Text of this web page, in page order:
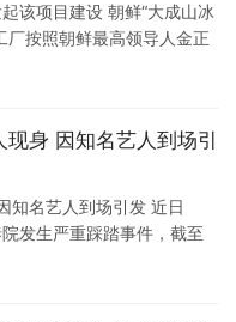
该项目建设 朝鲜“大成山冰
厂按照朝鲜最高领导人金正
现代化的冰淇淋生产基
、内阁副总理全贤铁以及…
身 因知名艺人到场引
知名艺人到场引发 近日
发生严重踩踏事件，截至
场疑似有知名艺人到场，